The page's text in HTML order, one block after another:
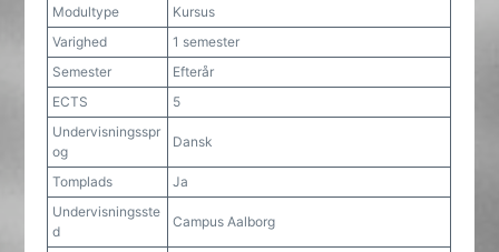
Modultype
Kursus
Varighed
1 semester
Semester
Efterår
ECTS
5
Undervisningsspr
og
Dansk
Tomplads
Ja
Undervisningsste
d
Campus Aalborg